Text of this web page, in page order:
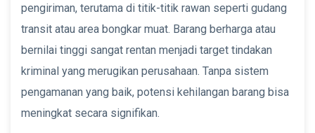
pengiriman, terutama di titik-titik rawan seperti gudang
transit atau area bongkar muat. Barang berharga atau
bernilai tinggi sangat rentan menjadi target tindakan
kriminal yang merugikan perusahaan. Tanpa sistem
pengamanan yang baik, potensi kehilangan barang bisa
meningkat secara signifikan.